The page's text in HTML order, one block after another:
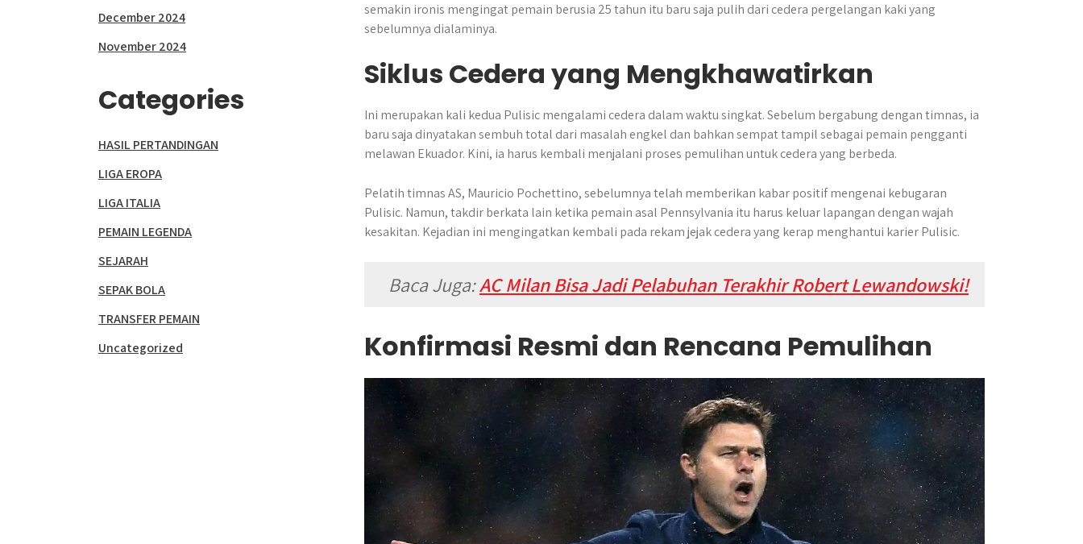
semakin ironis mengingat pemain berusia 25 tahun itu baru saja pulih dari cedera pergelangan kaki yang
sebelumnya dialaminya.
Siklus Cedera yang Mengkhawatirkan
Ini merupakan kali kedua Pulisic mengalami cedera dalam waktu singkat. Sebelum bergabung dengan timnas, ia
baru saja dinyatakan sembuh total dari masalah engkel dan bahkan sempat tampil sebagai pemain pengganti
melawan Ekuador. Kini, ia harus kembali menjalani proses pemulihan untuk cedera yang berbeda.
Pelatih timnas AS, Mauricio Pochettino, sebelumnya telah memberikan kabar positif mengenai kebugaran
Pulisic. Namun, takdir berkata lain ketika pemain asal Pennsylvania itu harus keluar lapangan dengan wajah
kesakitan. Kejadian ini mengingatkan kembali pada rekam jejak cedera yang kerap menghantui karier Pulisic.
Baca Juga:AC Milan Bisa Jadi Pelabuhan Terakhir Robert Lewandowski!
Konfirmasi Resmi dan Rencana Pemulihan
December 2024
November 2024
Categories
HASIL PERTANDINGAN
LIGA EROPA
LIGA ITALIA
PEMAIN LEGENDA
SEJARAH
SEPAK BOLA
TRANSFER PEMAIN
Uncategorized